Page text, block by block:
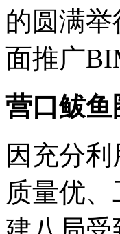
的圆满
面推广
营口鲅
因充分
质量优